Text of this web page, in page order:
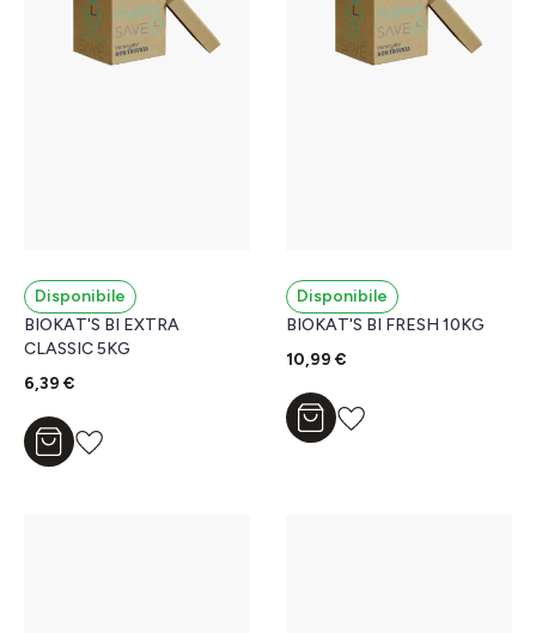
Disponibile
BIOKAT'S BI EXTRA
CLASSIC 5KG
6,39 €
Aggiungi al carrello
Disponibile
BIOKAT'S BI FRESH 10KG
10,99 €
Aggiungi al carrello